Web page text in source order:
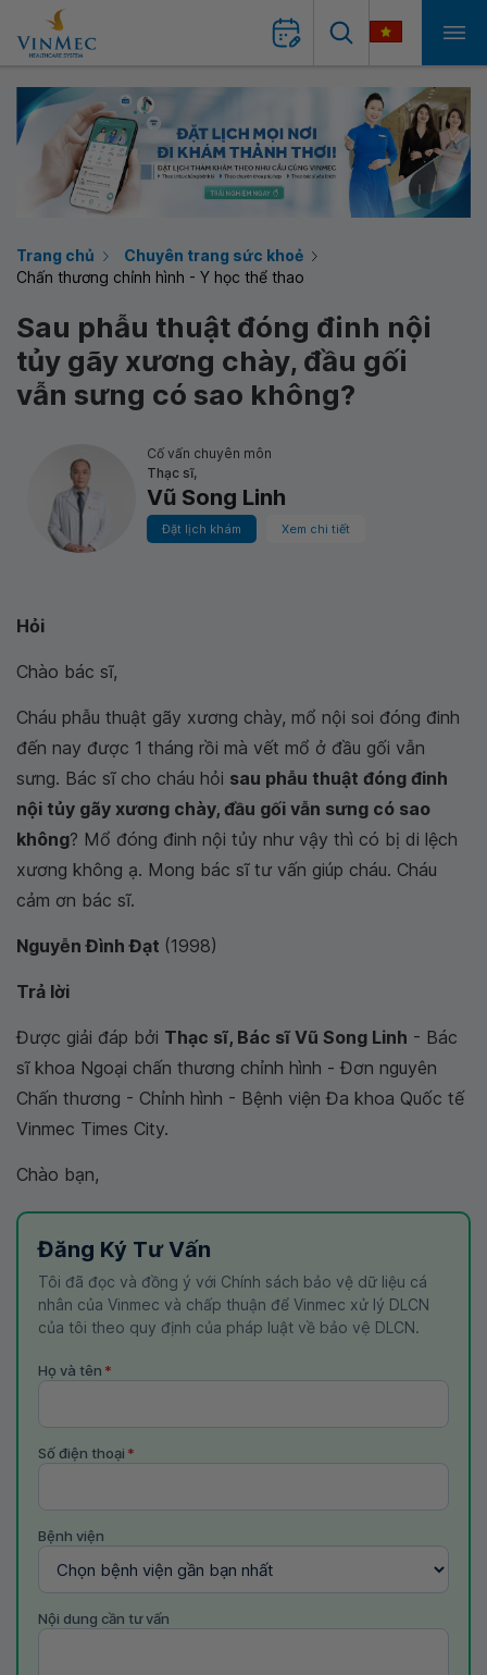
Trang chủ
Chuyên trang sức khoẻ
Chấn thương chỉnh hình - Y học thể thao
Sau phẫu thuật đóng đinh nội
tủy gãy xương chày, đầu gối
vẫn sưng có sao không?
Cố vấn chuyên môn
Thạc sĩ,
Vũ Song Linh
Đặt lịch khám Xem chi tiết
Hỏi
Chào bác sĩ,
Cháu phẫu thuật gãy xương chày, mổ nội soi đóng đinh
đến nay được 1 tháng rồi mà vết mổ ở đầu gối vẫn
sưng. Bác sĩ cho cháu hỏi sau phẫu thuật đóng đinh
nội tủy gãy xương chày, đầu gối vẫn sưng có sao
không? Mổ đóng đinh nội tủy như vậy thì có bị di lệch
xương không ạ. Mong bác sĩ tư vấn giúp cháu. Cháu
cảm ơn bác sĩ.
Nguyễn Đình Đạt (1998)
Trả lời
Được giải đáp bởi Thạc sĩ, Bác sĩ Vũ Song Linh - Bác
sĩ khoa Ngoại chấn thương chỉnh hình - Đơn nguyên
Chấn thương - Chỉnh hình - Bệnh viện Đa khoa Quốc tế
Vinmec Times City.
Chào bạn,
Đăng Ký Tư Vấn
Tôi đã đọc và đồng ý với Chính sách bảo vệ dữ liệu cá
nhân của Vinmec và chấp thuận để Vinmec xử lý DLCN
của tôi theo quy định của pháp luật về bảo vệ DLCN.
Họ và tên *
Số điện thoại *
Bệnh viện
Nội dung cần tư vấn